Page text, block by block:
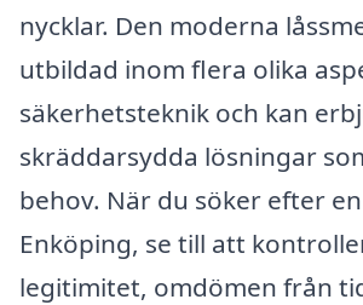
nycklar. Den moderna
utbildad inom flera olika
säkerhetsteknik och kan
skräddarsydda lösningar
behov. När du söker efter
Enköping, se till att
legitimitet, omdömen från